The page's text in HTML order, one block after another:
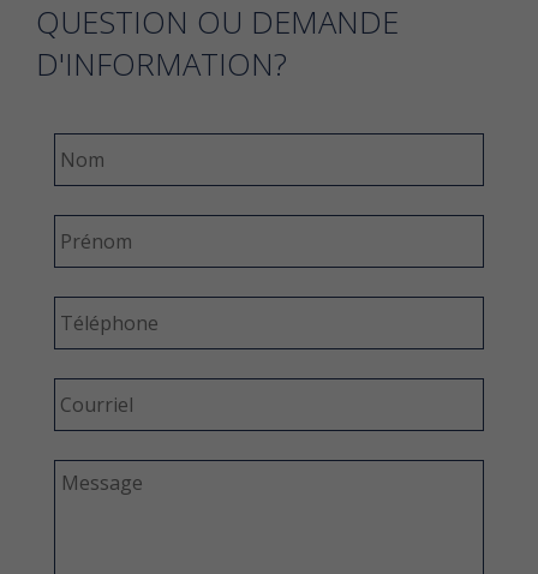
QUESTION OU DEMANDE
D'INFORMATION?